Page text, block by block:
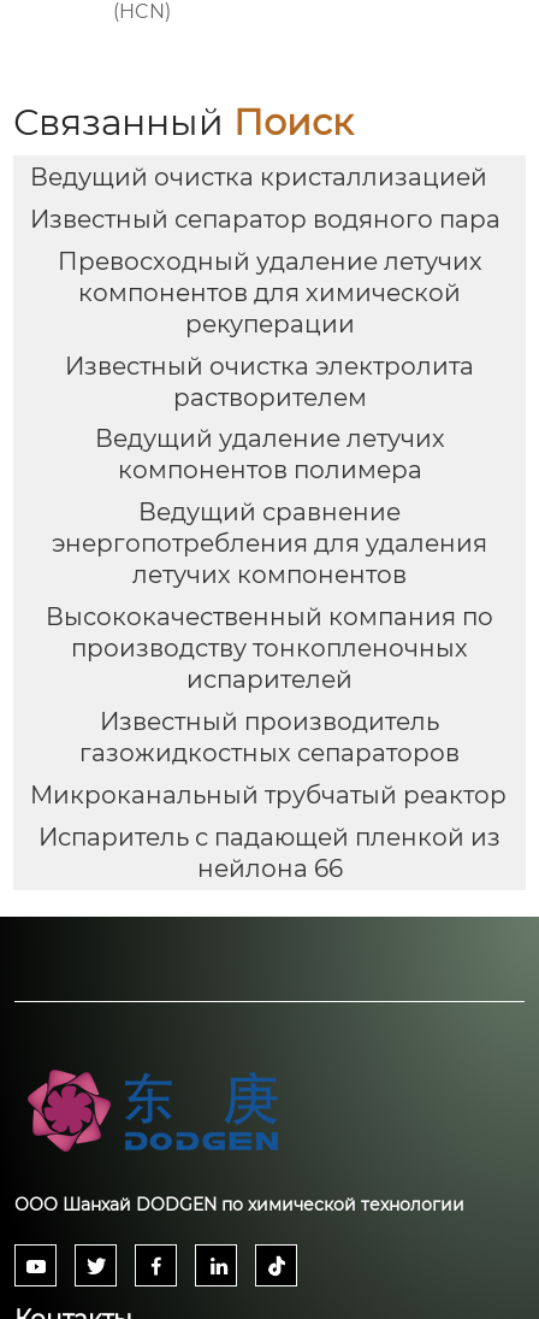
(HCN)
Связанный Поиск
Ведущий очистка кристаллизацией
Известный сепаратор водяного пара
Превосходный удаление летучих
компонентов для химической
рекуперации
Известный очистка электролита
растворителем
Ведущий удаление летучих
компонентов полимера
Ведущий сравнение
энергопотребления для удаления
летучих компонентов
Высококачественный компания по
производству тонкопленочных
испарителей
Известный производитель
газожидкостных сепараторов
Микроканальный трубчатый реактор
Испаритель с падающей пленкой из
нейлона 66
ООО Шанхай DODGEN по химической технологии
    